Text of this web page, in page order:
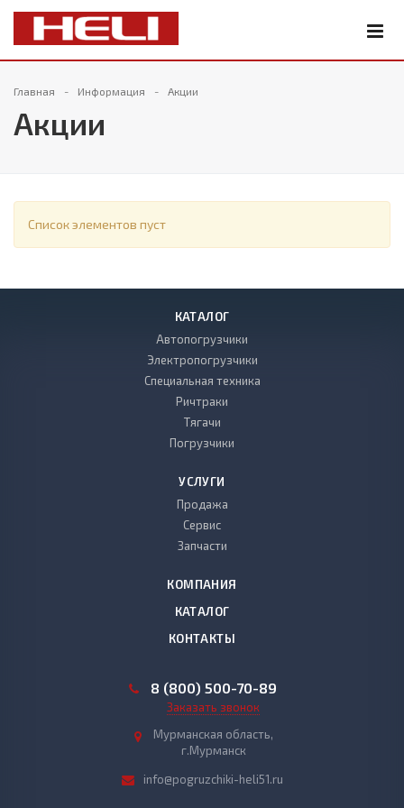
Главная Информация Акции
Акции
Список элементов пуст
КАТАЛОГ
Автопогрузчики
Электропогрузчики
Специальная техника
Ричтраки
Тягачи
Погрузчики
УСЛУГИ
Продажа
Сервис
Запчасти
КОМПАНИЯ
КАТАЛОГ
КОНТАКТЫ
8 (800) 500-70-89
Заказать звонок
Мурманская область,
г.Мурманск
info@pogruzchiki-heli51.ru